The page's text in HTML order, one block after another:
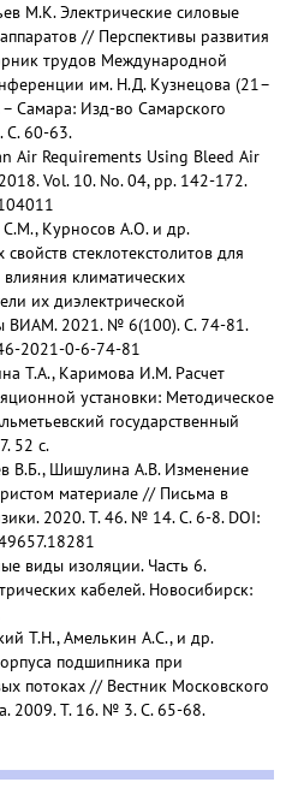
М.К. Электрические силовые
// Перспективы развития
трудов Международной
им. Н.Д. Кузнецова (21–
Самара: Изд-во Самарского
С. 60-63.
Air Requirements Using Bleed Air
Vol. 10. No. 04, pp. 142-172.
Курносов А.О. и др.
стеклотекстолитов для
климатических
их диэлектрической
ВИАМ. 2021. № 6(100). С. 74-81.
2021-0-6-74-81
Т.А., Каримова И.М. Расчет
установки: Методическое
государственный
52 с.
В.Б., Шишулина А.В. Изменение
материале // Письма в
2020. Т. 46. № 14. С. 6-8. DOI:
виды изоляции. Часть 6.
кабелей. Новосибирск:
Т.Н., Амелькин А.С., и др.
подшипника при
потоках // Вестник Московского
2009. Т. 16. № 3. С. 65-68.